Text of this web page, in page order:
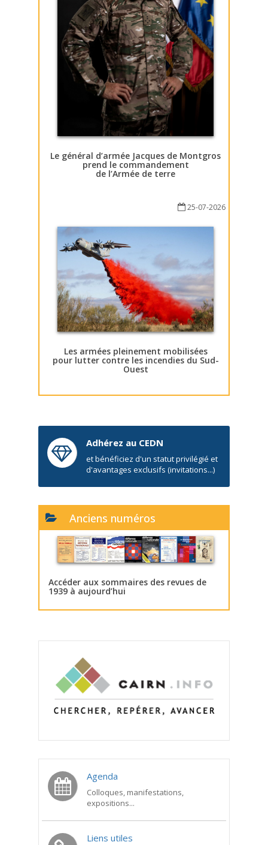
Le général d’armée Jacques de Montgros
prend le commandement
de l’Armée de terre
25-07-2026
Les armées pleinement mobilisées
pour lutter contre les incendies du Sud-
Ouest
Adhérez au CEDN
et bénéficiez d'un statut privilégié et
d'avantages exclusifs (invitations...)
Anciens numéros
Accéder aux sommaires des revues de
1939 à aujourd’hui
Agenda
Colloques, manifestations,
expositions...
Liens utiles